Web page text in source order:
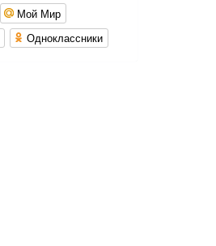
Мой Мир
Одноклассники